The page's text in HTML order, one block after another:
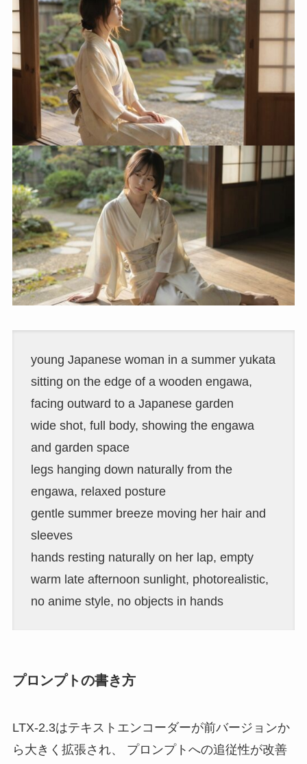
young Japanese woman in a summer yukata
sitting on the edge of a wooden engawa,
facing outward to a Japanese garden
wide shot, full body, showing the engawa
and garden space
legs hanging down naturally from the
engawa, relaxed posture
gentle summer breeze moving her hair and
sleeves
hands resting naturally on her lap, empty
warm late afternoon sunlight, photorealistic,
no anime style, no objects in hands
プロンプトの書き方
LTX-2.3はテキストエンコーダーが前バージョンか
ら大きく拡張され、 プロンプトへの追従性が改善